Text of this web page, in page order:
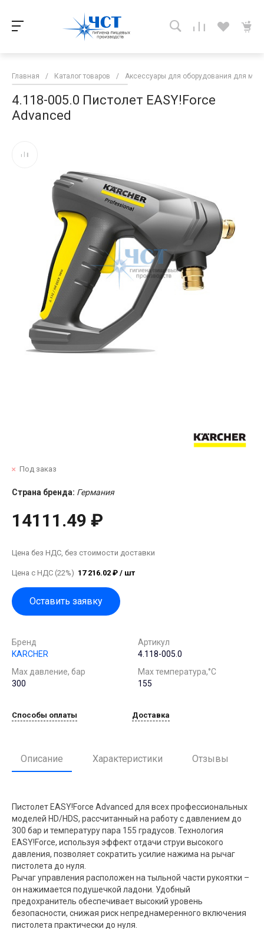
Главная / Каталог товаров / Аксессуары для оборудования для
4.118-005.0 Пистолет EASY!Force
Advanced
Под заказ
Страна бренда: Германия
14111.49 ₽
Цена без НДС, без стоимости доставки
Цена с НДС (22%) 17 216.02 ₽ / шт
Оставить заявку
Бренд
KARCHER
Артикул
4.118-005.0
Мах давление, бар
300
Мах температура,°С
155
Способы оплаты Доставка
Описание Характеристики Отзывы
Пистолет EASY!Force Advanced для всех профессиональных
моделей HD/HDS, рассчитанный на работу с давлением до
300 бар и температуру пара 155 градусов. Технология
EASY!Force, используя эффект отдачи струи высокого
давления, позволяет сократить усилие нажима на рычаг
пистолета до нуля.
Рычаг управления расположен на тыльной части рукоятки –
он нажимается подушечкой ладони. Удобный
предохранитель обеспечивает высокий уровень
безопасности, снижая риск непреднамеренного включения
пистолета практически до нуля.